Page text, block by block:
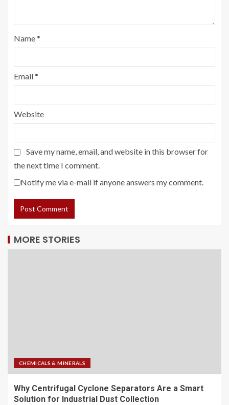
Name*
Email*
Website
Save my name, email, and website in this browser for
the next time I comment.
Notify me via e-mail if anyone answers my comment.
MORE STORIES
CHEMICALS & MINERALS
Why Centrifugal Cyclone Separators Are a Smart
Solution for Industrial Dust Collection